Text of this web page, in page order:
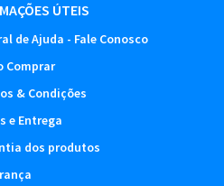
ÚTEIS
de Ajuda - Fale Conosco
Comprar
& Condições
e Entrega
dos produtos